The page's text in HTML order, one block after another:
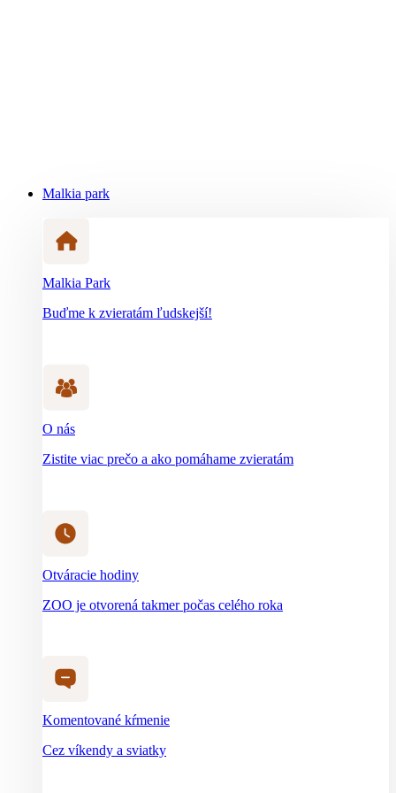
O nás
Zistite viac prečo a ako pomáhame zvieratám
Otváracie hodiny
ZOO je otvorená takmer počas celého roka
Komentované kŕmenie
Cez víkendy a sviatky
Občerstvenie
Nenecháme Vás hladných